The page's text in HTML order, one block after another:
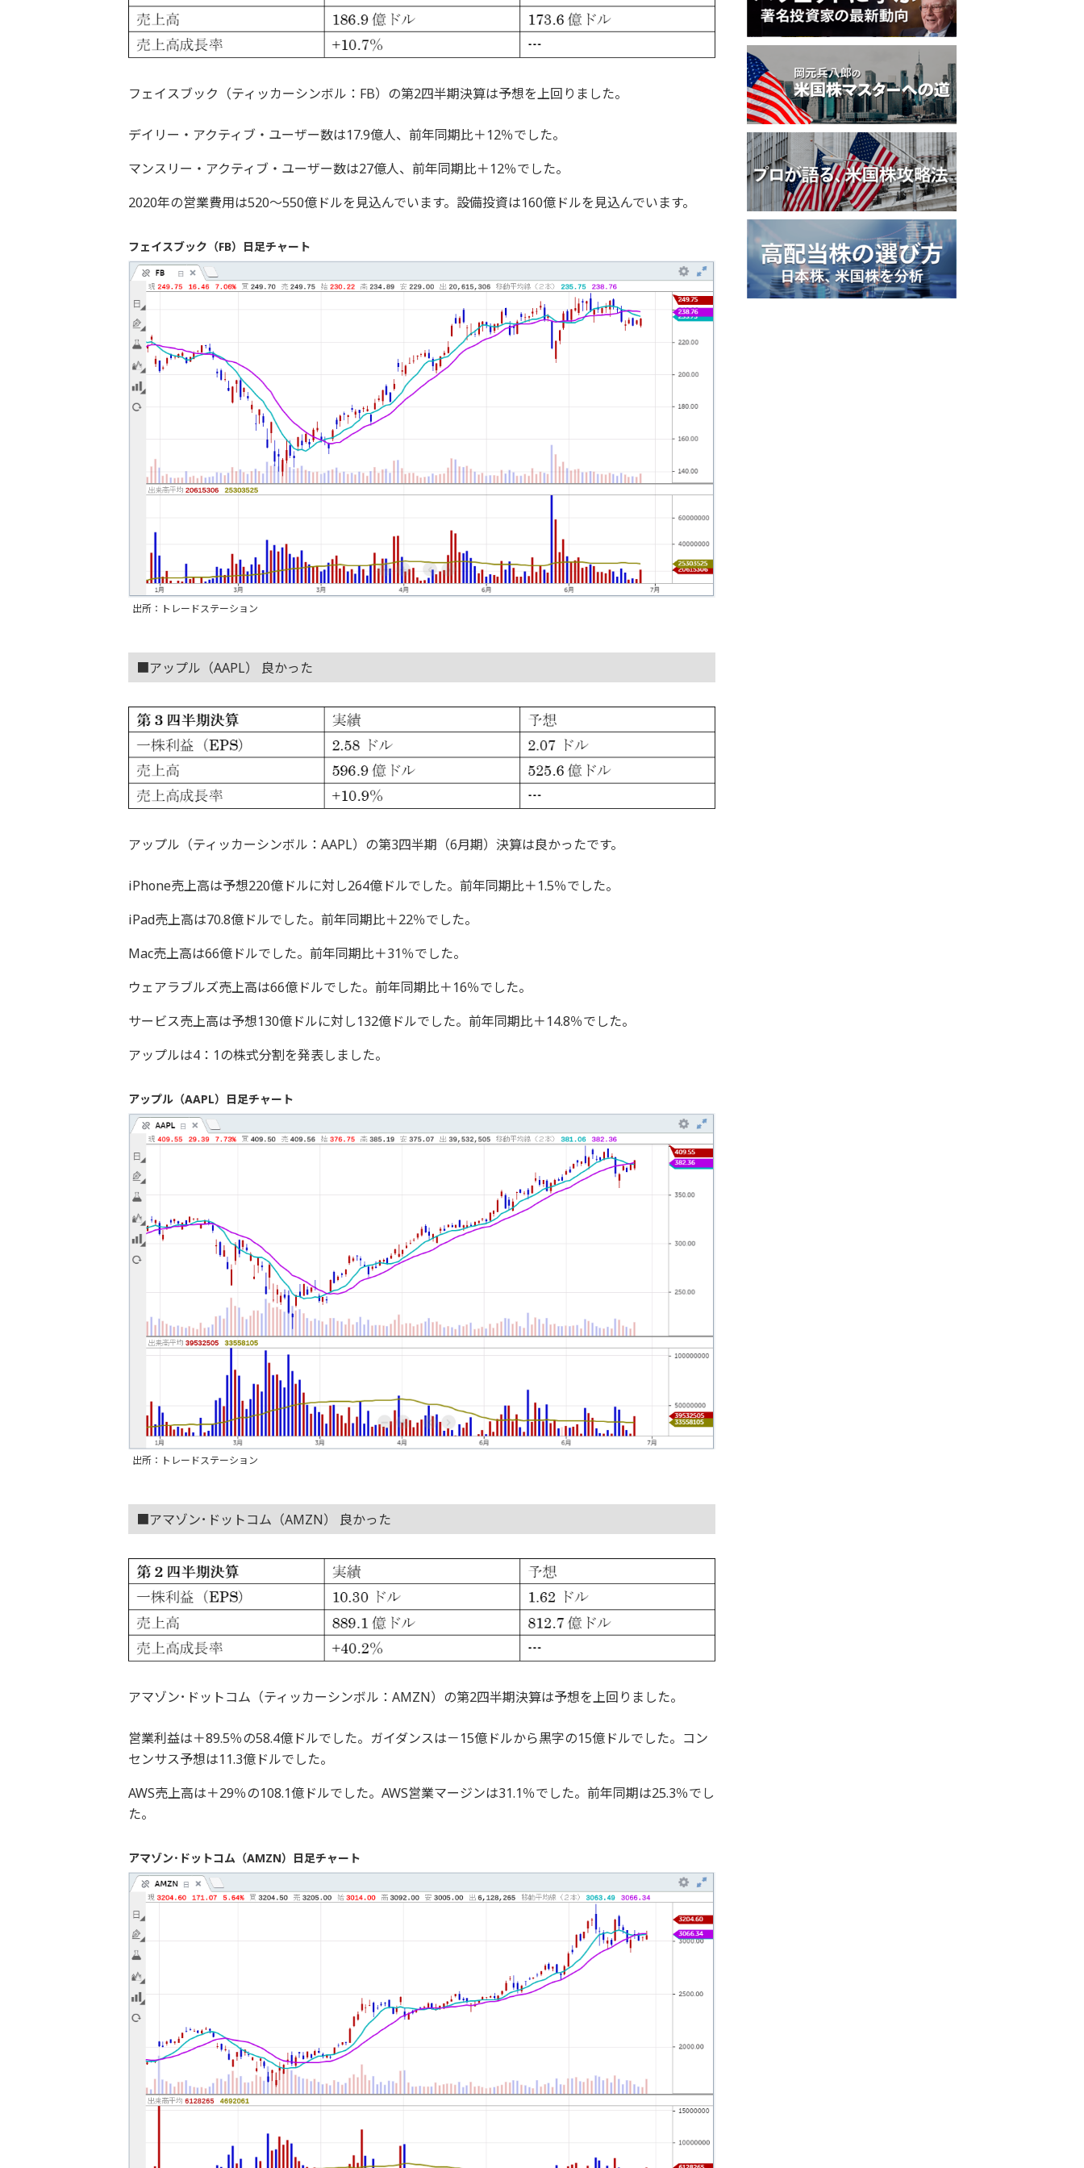
フェイスブック（ティッカーシンボル：FB）の第2四半期決算は予想を上回りました。
デイリー・アクティブ・ユーザー数は17.9億人、前年同期比＋12％でした。
マンスリー・アクティブ・ユーザー数は27億人、前年同期比＋12％でした。
2020年の営業費用は520～550億ドルを見込んでいます。設備投資は160億ドルを見込んでいます。
フェイスブック（FB）日足チャート
出所：トレードステーション
■アップル（AAPL） 良かった
アップル（ティッカーシンボル：AAPL）の第3四半期（6月期）決算は良かったです。
iPhone売上高は予想220億ドルに対し264億ドルでした。前年同期比＋1.5％でした。
iPad売上高は70.8億ドルでした。前年同期比＋22％でした。
Mac売上高は66億ドルでした。前年同期比＋31％でした。
ウェアラブルズ売上高は66億ドルでした。前年同期比＋16％でした。
サービス売上高は予想130億ドルに対し132億ドルでした。前年同期比＋14.8％でした。
アップルは4：1の株式分割を発表しました。
アップル（AAPL）日足チャート
出所：トレードステーション
■アマゾン･ドットコム（AMZN） 良かった
アマゾン･ドットコム（ティッカーシンボル：AMZN）の第2四半期決算は予想を上回りました。
営業利益は＋89.5％の58.4億ドルでした。ガイダンスは－15億ドルから黒字の15億ドルでした。コン
センサス予想は11.3億ドルでした。
AWS売上高は＋29％の108.1億ドルでした。AWS営業マージンは31.1％でした。前年同期は25.3％でし
た。
アマゾン･ドットコム（AMZN）日足チャート